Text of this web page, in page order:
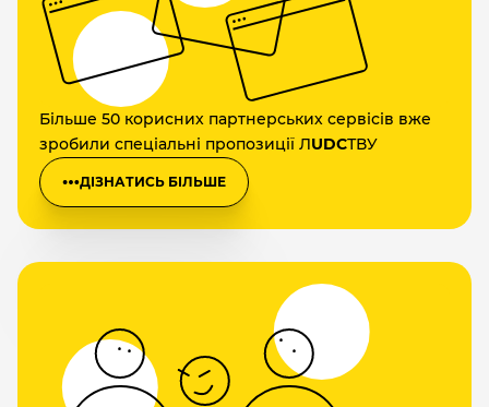
Більше 50 корисних партнерських сервісів вже
зробили спеціальні пропозиції ЛUDCТВУ
ДІЗНАТИСЬ БІЛЬШЕ